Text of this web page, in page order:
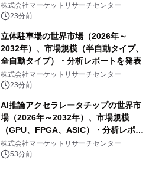
ブロー成形）・分析レポートを発表
株式会社マーケットリサーチセンター
23分前
立体駐車場の世界市場（2026年～
2032年）、市場規模（半自動タイプ、
全自動タイプ）・分析レポートを発表
株式会社マーケットリサーチセンター
23分前
AI推論アクセラレータチップの世界市
場（2026年～2032年）、市場規模
（GPU、FPGA、ASIC）・分析レポー
トを発表
株式会社マーケットリサーチセンター
53分前